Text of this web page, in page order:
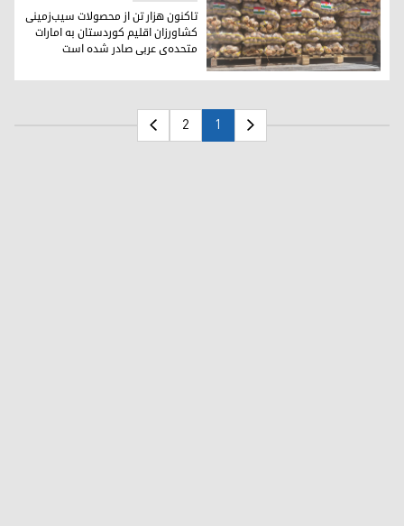
تاکنون هزار تن از محصولات سیب‌زمینی کشاورزان اقلیم
تاکنون هزار تن از محصولات سیب‌زمینی
کشاورزان اقلیم کوردستان به امارات
متحده‌ی عربی صادر شده است
1
2